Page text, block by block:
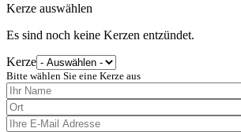
Kerze auswählen
Es sind noch keine Kerzen entzündet.
Kerze
Bitte wählen Sie eine Kerze aus